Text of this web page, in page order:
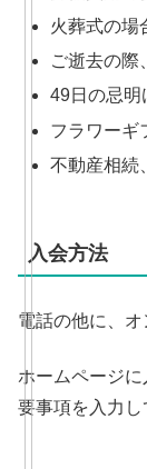
火葬式の場
ご逝去の際
49日の忌明
フラワーギ
不動産相続
入会方法
電話の他に、オ
ホームページ
要事項を入力し